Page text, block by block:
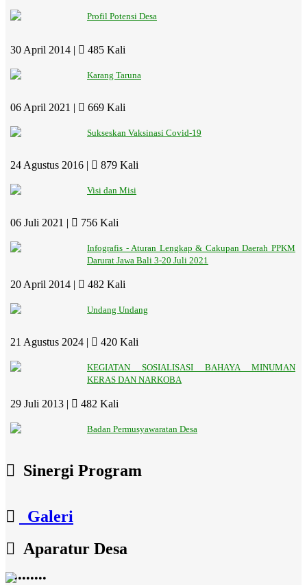
Profil Potensi Desa
30 April 2014 | 485 Kali
Karang Taruna
06 April 2021 | 669 Kali
Sukseskan Vaksinasi Covid-19
24 Agustus 2016 | 879 Kali
Visi dan Misi
06 Juli 2021 | 756 Kali
Infografis - Aturan Lengkap & Cakupan Daerah PPKM
Darurat Jawa Bali 3-20 Juli 2021
20 April 2014 | 482 Kali
Undang Undang
21 Agustus 2024 | 420 Kali
KEGIATAN SOSIALISASI BAHAYA MINUMAN
KERAS DAN NARKOBA
29 Juli 2013 | 482 Kali
Badan Permusyawaratan Desa
Sinergi Program
Galeri
Aparatur Desa
••••••••••